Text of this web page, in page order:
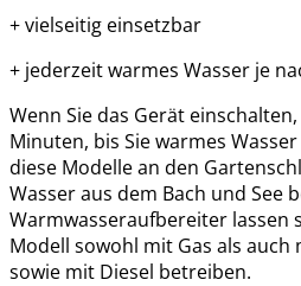
+ vielseitig einsetzbar
+ jederzeit warmes Wasser je
Wenn Sie das Gerät
Minuten, bis Sie warmes
diese Modelle an den
Wasser aus dem Bach und See
Warmwasseraufbereiter lassen
Modell sowohl mit Gas als
sowie mit Diesel betreiben.